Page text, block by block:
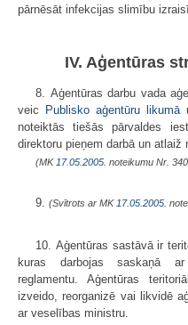
pārnēsāt infekcijas slimību
IV. Aģentūras
8. Aģentūras darbu vada
veic
Publisko aģentūru likumā
noteiktās tiešās pārvaldes
direktoru pieņem darbā un
(MK 17.05.2005. noteikumu Nr.
9. (Svītrots ar MK 17.05.2005.
10. Aģentūras sastāvā ir
kuras darbojas saskaņā ar
reglamentu. Aģentūras
izveido, reorganizē vai likvidē
ar veselības ministru.